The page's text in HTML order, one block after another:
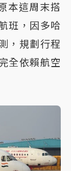
本這周末搭
班，因多哈
，規劃行程
全依賴航空